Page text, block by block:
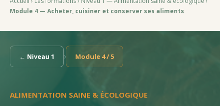
Module 4 — Acheter, cuisiner et conserver ses aliments
← Niveau 1 › Module 4 / 5
ALIMENTATION SAINE & ÉCOLOGIQUE